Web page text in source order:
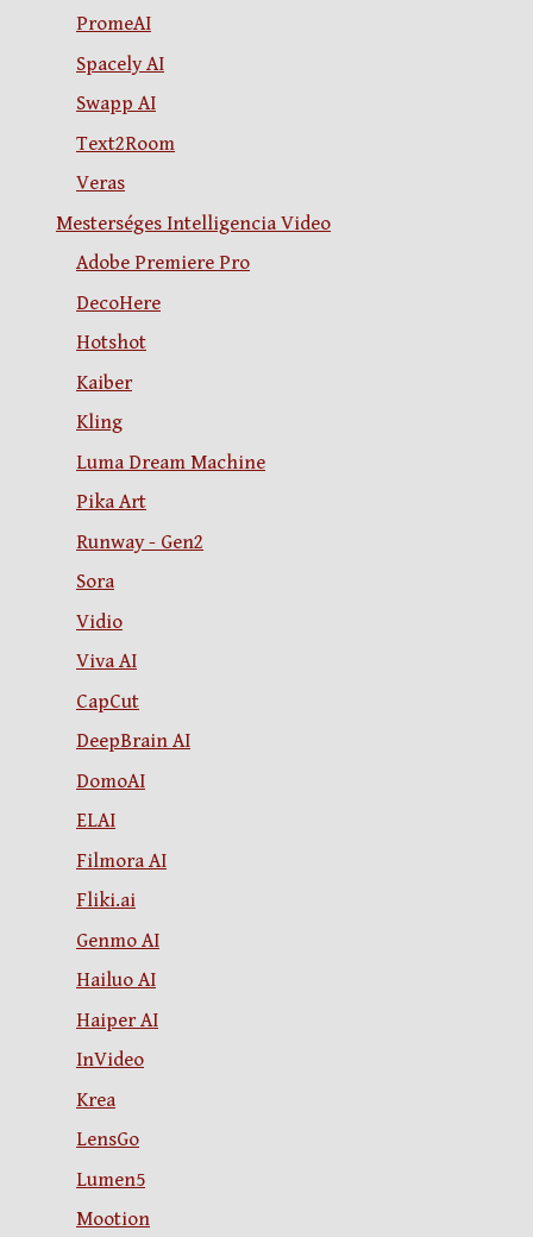
PromeAI
Spacely AI
Swapp AI
Text2Room
Veras
Mesterséges Intelligencia Video
Adobe Premiere Pro
DecoHere
Hotshot
Kaiber
Kling
Luma Dream Machine
Pika Art
Runway - Gen2
Sora
Vidio
Viva AI
CapCut
DeepBrain AI
DomoAI
ELAI
Filmora AI
Fliki.ai
Genmo AI
Hailuo AI
Haiper AI
InVideo
Krea
LensGo
Lumen5
Mootion